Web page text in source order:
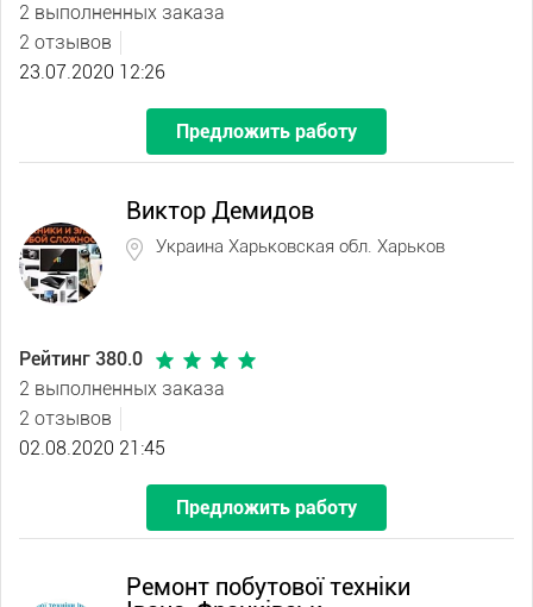
2 выполненных заказа
2 отзывов
23.07.2020 12:26
Предложить работу
Виктор Демидов
Украина Харьковская обл. Харьков
Рейтинг 380.0
2 выполненных заказа
2 отзывов
02.08.2020 21:45
Предложить работу
Ремонт побутової техніки